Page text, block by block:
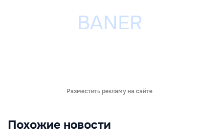
Разместить рекламу на сайте
Похожие новости